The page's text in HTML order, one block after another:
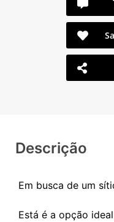
Descrição
Em busca de um
Está é a opção